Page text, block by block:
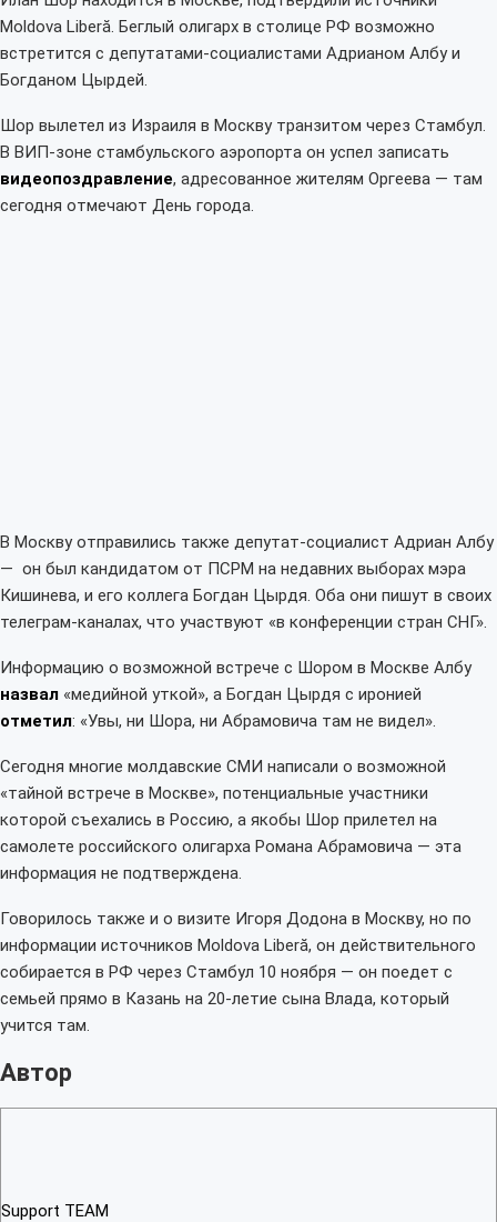
Moldova Liberă. Беглый олигарх в столице РФ возможно
встретится с депутатами-социалистами Адрианом Албу и
Богданом Цырдей.
Шор вылетел из Израиля в Москву транзитом через Стамбул.
В ВИП-зоне стамбульского аэропорта он успел записать
видеопоздравление, адресованное жителям Оргеева — там
сегодня отмечают День города.
В Москву отправились также депутат-социалист Адриан Албу
— он был кандидатом от ПСРМ на недавних выборах мэра
Кишинева, и его коллега Богдан Цырдя. Оба они пишут в своих
телеграм-каналах, что участвуют «в конференции стран СНГ».
Информацию о возможной встрече с Шором в Москве Албу
назвал «медийной уткой», а Богдан Цырдя с иронией
отметил: «Увы, ни Шора, ни Абрамовича там не видел».
Сегодня многие молдавские СМИ написали о возможной
«тайной встрече в Москве», потенциальные участники
которой съехались в Россию, а якобы Шор прилетел на
самолете российского олигарха Романа Абрамовича — эта
информация не подтверждена.
Говорилось также и о визите Игоря Додона в Москву, но по
информации источников Moldova Liberă, он действительного
собирается в РФ через Стамбул 10 ноября — он поедет с
семьей прямо в Казань на 20-летие сына Влада, который
учится там.
Автор
Support TEAM